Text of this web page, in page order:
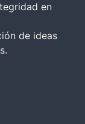
en
de ideas